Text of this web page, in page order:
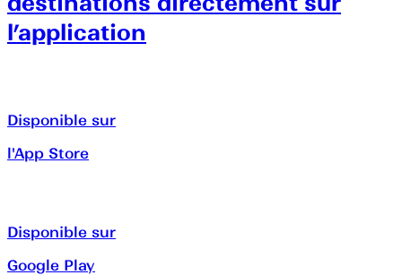
l’application
Disponible sur
l'App Store
Disponible sur
Google Play